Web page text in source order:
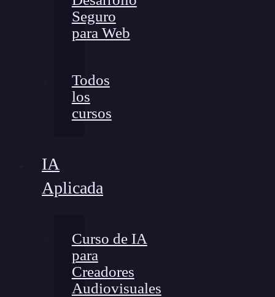
Seguro
para Web
Todos
los
cursos
IA
Aplicada
Curso de IA
para
Creadores
Audiovisuales